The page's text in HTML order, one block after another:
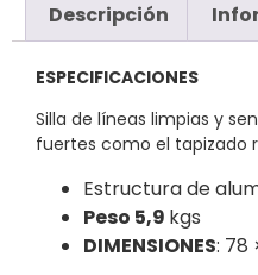
Descripción
ESPECIFICACIONES
Silla de líneas limpias y
fuertes como el tapizado
Estructura de
Peso 5,9 kgs
DIMENSIONES: 78